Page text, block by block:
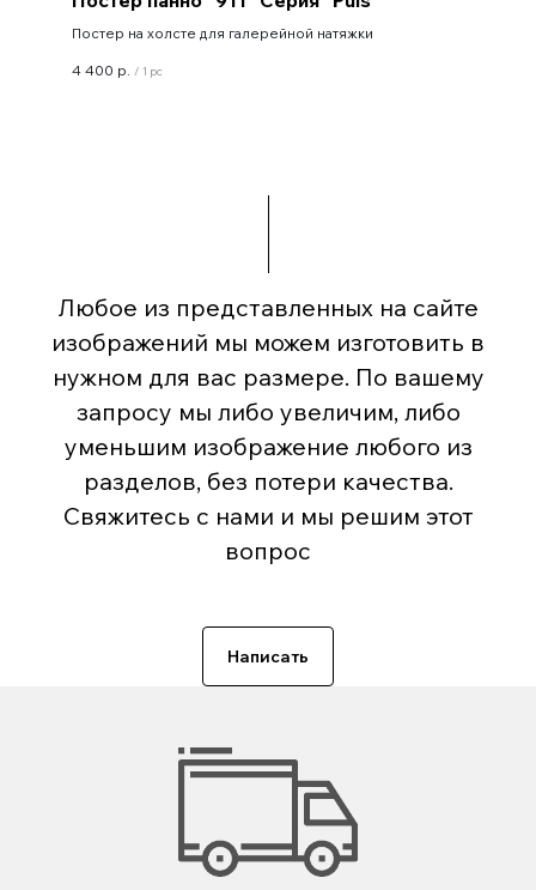
Постер на холсте для галерейной натяжки
4 400 р. / 1 pc
Любое из представленных на сайте
изображений мы можем изготовить в
нужном для вас размере. По вашему
запросу мы либо увеличим, либо
уменьшим изображение любого из
разделов, без потери качества.
Свяжитесь с нами и мы решим этот
вопрос
Написать